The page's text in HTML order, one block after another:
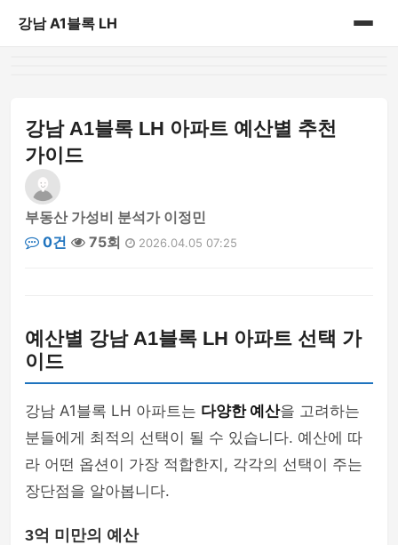
강남 A1블록 LH
강남 A1블록 LH 아파트 예산별 추천
가이드
부동산 가성비 분석가 이정민
0건
75회 2026.04.05 07:25
예산별 강남 A1블록 LH 아파트 선택 가
이드
강남 A1블록 LH 아파트는 다양한 예산을 고려하는
분들에게 최적의 선택이 될 수 있습니다. 예산에 따
라 어떤 옵션이 가장 적합한지, 각각의 선택이 주는
장단점을 알아봅니다.
3억 미만의 예산